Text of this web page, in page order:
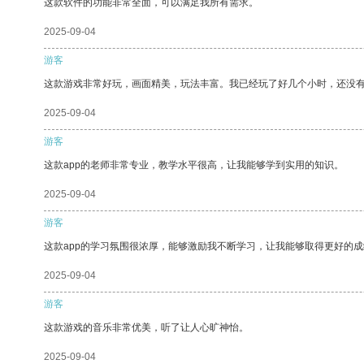
这款软件的功能非常全面，可以满足我所有需求。
2025-09-04
游客
这款游戏非常好玩，画面精美，玩法丰富。我已经玩了好几个小时，还没有
2025-09-04
游客
这款app的老师非常专业，教学水平很高，让我能够学到实用的知识。
2025-09-04
游客
这款app的学习氛围很浓厚，能够激励我不断学习，让我能够取得更好的成
2025-09-04
游客
这款游戏的音乐非常优美，听了让人心旷神怡。
2025-09-04